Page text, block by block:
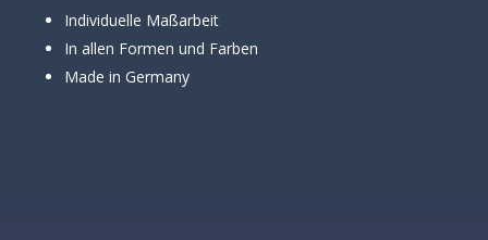
Individuelle Maßarbeit
In allen Formen und Farben
Made in Germany